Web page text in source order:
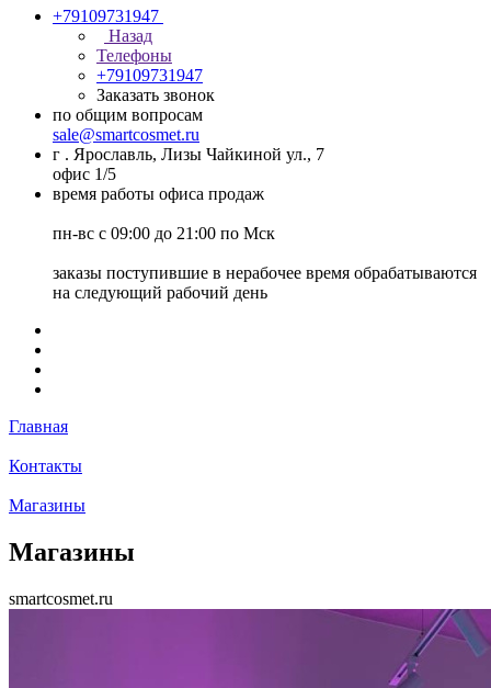
+79109731947
Назад
Телефоны
+79109731947
Заказать звонок
по общим вопросам
sale@smartcosmet.ru
г . Ярославль, Лизы Чайкиной ул., 7
офис 1/5
время работы офиса продаж
пн-вс с 09:00 до 21:00 по Мск
заказы поступившие в нерабочее время обрабатываются
на следующий рабочий день
Главная
Контакты
Магазины
Магазины
smartcosmet.ru